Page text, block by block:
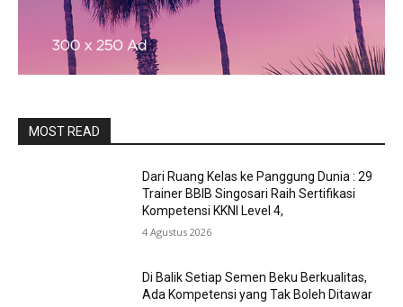
MOST READ
Dari Ruang Kelas ke Panggung Dunia : 29
Trainer BBIB Singosari Raih Sertifikasi
Kompetensi KKNI Level 4,
4 Agustus 2026
Di Balik Setiap Semen Beku Berkualitas,
Ada Kompetensi yang Tak Boleh Ditawar